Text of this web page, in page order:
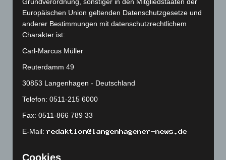
März 2025(111)
Februar 2025(96)
Oktober 2024(93)
September 2024(112)
August 2024(107)
Juli 2024 (89)
Europäischen Union geltenden Datenschutzgesetze und
anderer Bestimmungen mit datenschutzrechtlichem
Charakter ist:
Carl-Marcus Müller
Reuterdamm 49
30853 Langenhagen - Deutschland
Telefon: 0511-215 6000
Fax: 0511-866 789 33
E-Mail:
Cookies